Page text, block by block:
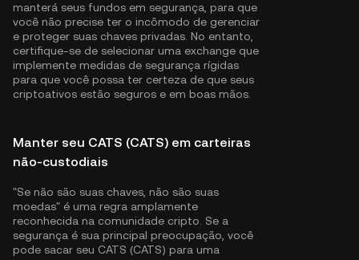
manterá seus fundos em segurança, para que
você não precise ter o incômodo de gerenciar
e proteger suas chaves privadas. No entanto,
certifique-se de selecionar uma exchange que
implemente medidas de segurança rígidas
para que você possa ter certeza de que seus
criptoativos estão seguros e em boas mãos.
Manter seu CATS (CATS) em carteiras
não-custodiais
"Se não são suas chaves, não são suas
moedas" é uma regra amplamente
reconhecida na comunidade cripto. Se a
segurança é sua principal preocupação, você
pode sacar seu CATS (CATS) para uma